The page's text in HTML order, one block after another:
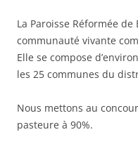
La Paroisse Réformée
communauté vivante
Elle se compose
les 25 communes du
Nous mettons au
pasteure à 90%.